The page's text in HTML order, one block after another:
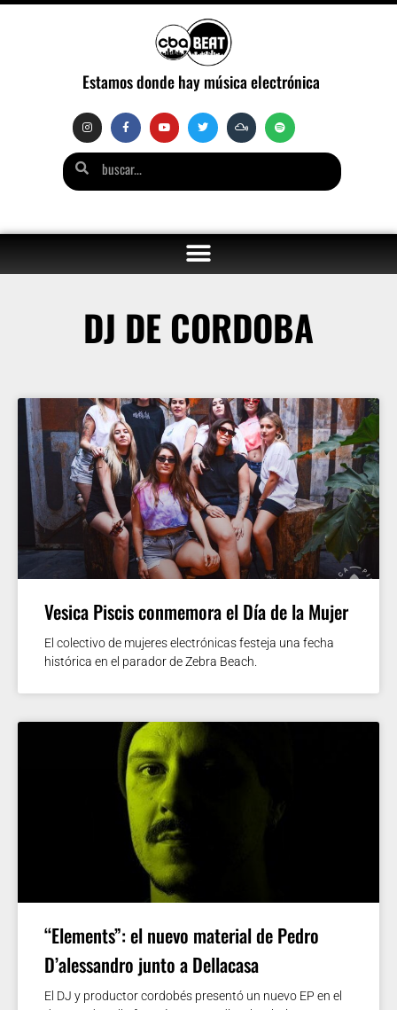
Estamos donde hay música electrónica
DJ DE CORDOBA
Vesica Piscis conmemora el Día de la Mujer
El colectivo de mujeres electrónicas festeja una fecha
histórica en el parador de Zebra Beach.
“Elements”: el nuevo material de Pedro
D’alessandro junto a Dellacasa
El DJ y productor cordobés presentó un nuevo EP en el